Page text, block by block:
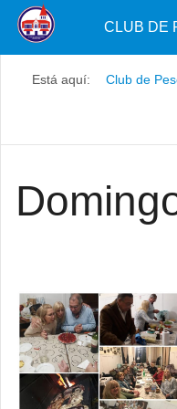
CLUB DE
Está aquí: Club de